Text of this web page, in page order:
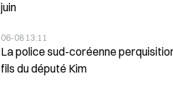
juin
06-08 13:11
La police sud-coréenne
fils du député Kim